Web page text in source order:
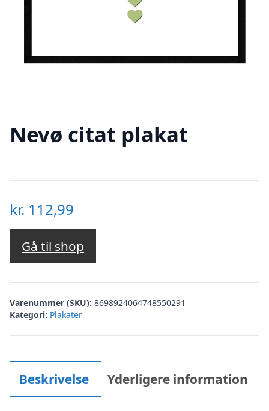
Nevø citat plakat
kr. 112,99
Gå til shop
Varenummer (SKU): 8698924064748550291
Kategori: Plakater
Beskrivelse Yderligere information